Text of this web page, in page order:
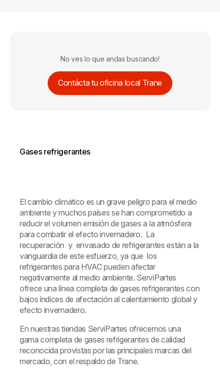
No ves lo que andas buscando!
Contácta tu oficina local Trane
Gases refrigerantes
El cambio climático es un grave peligro para el medio
ambiente y muchos países se han comprometido a
reducir el volumen emisión de gases a la atmósfera
para combatir el efecto invernadero. La
recuperación y envasado de refrigerantes están a la
vanguardia de este esfuerzo, ya que los
refrigerantes para HVAC pueden afectar
negativamente al medio ambiente. ServiPartes
ofrece una línea completa de gases refrigerantes con
bajos índices de afectación al calentamiento global y
efecto invernadero.
En nuestras tiendas ServiPartes ofrecemos una
gama completa de gases refrigerantes de calidad
reconocida provistas por las principales marcas del
mercado, con el respaldo de Trane.